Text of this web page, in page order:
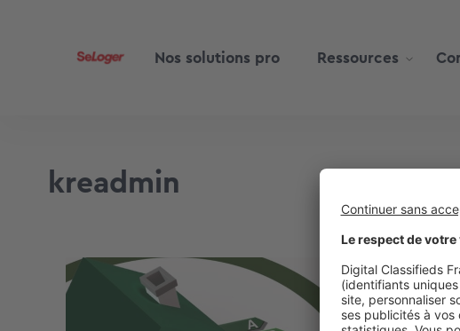
Nos solutions pro Ressources
kreadmin